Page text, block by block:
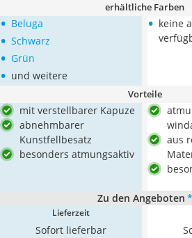
erhältliche Farben
• Beluga
• Schwarz
• Grün
• und weitere
• keine
Vorteile
mit verstellbarer Kapuze
abnehmbarer
Kunstfellbesatz
besonders atmungsaktiv
aus
Zu den Angeboten *
Lieferzeit
Sofort lieferbar